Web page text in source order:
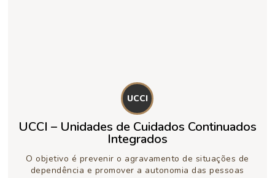
UCCI
UCCI – Unidades de Cuidados Continuados
Integrados
O objetivo é prevenir o agravamento de situações de
dependência e promover a autonomia das pessoas